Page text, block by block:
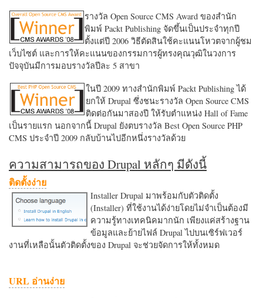
รางวัล Open Source CMS Award ของสำนัก
พิมพ์ Packt Publishing จัดขึ้นเป็นประจำทุกปี
ตั้งแต่ปี 2006 วิธีตัดสินใช้คะแนนโหวตจากผู้ชม
เว็บไซต์ และการให้คะแนนของกรรมการผู้ทรงคุณวุฒิในวงการ
ปัจจุบันมีการมอบรางวัลปีละ 5 สาขา
ในปี 2009 ทางสำนักพิมพ์ Packt Publishing ได้
ยกให้ Drupal ซึ่งชนะรางวัล Open Source CMS
ติดต่อกันมาสองปี ให้รับตำแหน่ง Hall of Fame
เป็นรายแรก นอกจากนี้ Drupal ยังตบรางวัล Best Open Source PHP
CMS ประจำปี 2009 กลับบ้านไปอีกหนึ่งรางวัลด้วย
ความสามารถของ Drupal หลักๆ มีดังนี้
ติดตั้งง่าย
Installer Drupal มาพร้อมกับตัวติดตั้ง
(Installer) ที่ใช้งานได้ง่ายโดยไม่จำเป็นต้องมี
ความรู้ทางเทคนิคมากนัก เพียงแค่สร้างฐาน
ข้อมูลและย้ายไฟล์ Drupal ไปบนเซิร์ฟเวอร์
งานที่เหลือนั้นตัวติดตั้งของ Drupal จะช่วยจัดการให้ทั้งหมด
URL อ่านง่าย